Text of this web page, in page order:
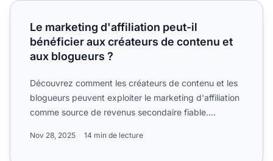
Le marketing d'affiliation peut-il bénéficier aux créateurs
Le marketing d'affiliation peut-il
bénéficier aux créateurs de contenu et
aux blogueurs ?
Découvrez comment les créateurs de contenu et les
blogueurs peuvent exploiter le marketing d'affiliation
comme source de revenus secondaire fiable.
Nov 28, 2025 14 min de lecture